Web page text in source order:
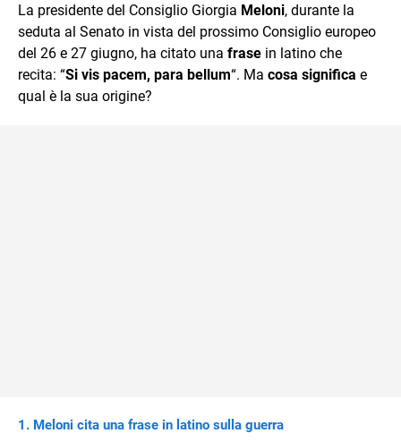
mente.
La presidente del Consiglio Giorgia Meloni, durante la
seduta al Senato in vista del prossimo Consiglio europeo
del 26 e 27 giugno, ha citato una frase in latino che
recita: “Si vis pacem, para bellum“. Ma cosa significa e
qual è la sua origine?
Meloni cita una frase in latino sulla guerra